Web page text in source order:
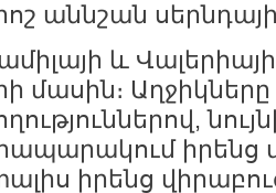
աննշան
և
մասին։ Աղջիկները
իրենց
իրենց